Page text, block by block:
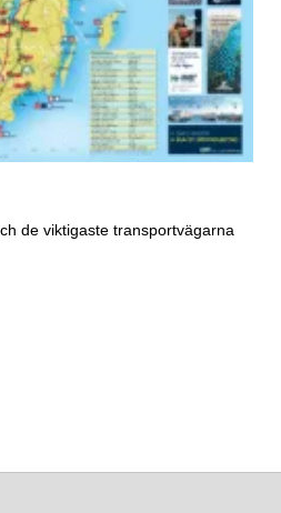
de viktigaste transportvägarna